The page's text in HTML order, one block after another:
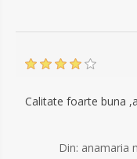
Calitate foarte buna
Din: anamaria